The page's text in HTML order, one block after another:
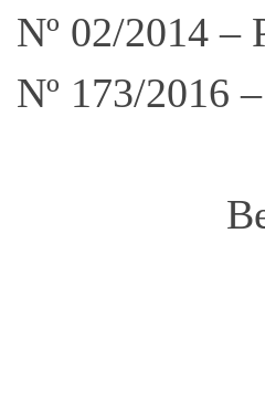
Nº 02/2014 –
Nº 173/2016